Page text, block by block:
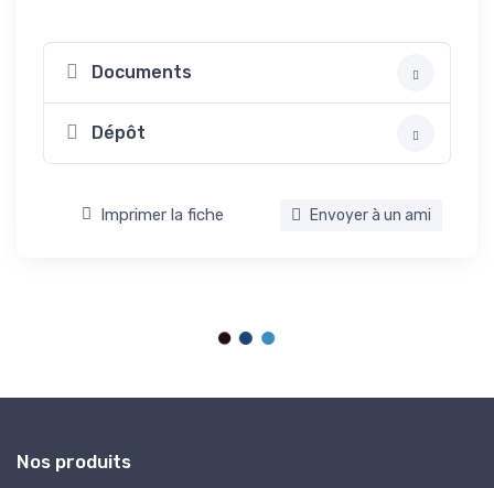
Documents
Dépôt
Imprimer la fiche Envoyer à un ami
Nos produits